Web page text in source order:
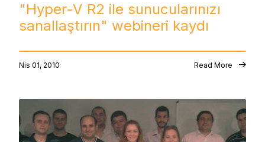
"Hyper-V R2 ile sunucularınızı
sanallaştırın" webineri kaydı
Nis 01, 2010 Read More